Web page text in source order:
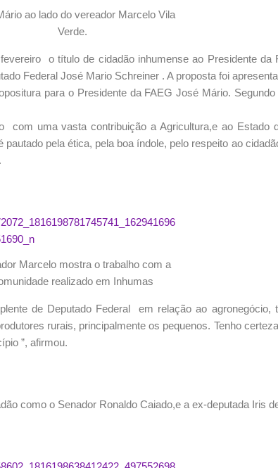
ao lado do vereador Marcelo Vila
Verde.
o título de cidadão inhumense ao Presidente da
Federal José Mario Schreiner . A proposta foi
para o Presidente da FAEG José Mário.
com uma vasta contribuição a Agricultura,e ao Estado
pela ética, pela boa índole, pelo respeito ao
Marcelo mostra o trabalho com a
realizado em Inhumas
de Deputado Federal em relação ao agronegócio,
rurais, principalmente os pequenos. Tenho
”, afirmou.
como o Senador Ronaldo Caiado,e a ex-deputada Iris